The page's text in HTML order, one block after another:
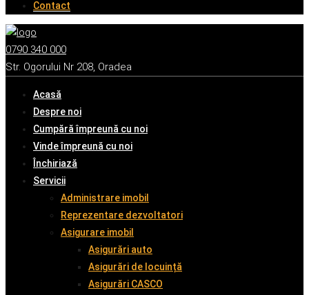
Contact
0790 340 000
Str. Ogorului Nr 208, Oradea
Acasă
Despre noi
Cumpără împreună cu noi
Vinde împreună cu noi
Închiriază
Servicii
Administrare imobil
Reprezentare dezvoltatori
Asigurare imobil
Asigurări auto
Asigurări de locuință
Asigurări CASCO